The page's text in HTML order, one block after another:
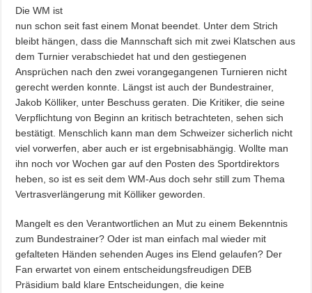
Die WM ist
nun schon seit fast einem Monat beendet. Unter dem Strich
bleibt hängen, dass die Mannschaft sich mit zwei Klatschen aus
dem Turnier verabschiedet hat und den gestiegenen
Ansprüchen nach den zwei vorangegangenen Turnieren nicht
gerecht werden konnte. Längst ist auch der Bundestrainer,
Jakob Kölliker, unter Beschuss geraten. Die Kritiker, die seine
Verpflichtung von Beginn an kritisch betrachteten, sehen sich
bestätigt. Menschlich kann man dem Schweizer sicherlich nicht
viel vorwerfen, aber auch er ist ergebnisabhängig. Wollte man
ihn noch vor Wochen gar auf den Posten des Sportdirektors
heben, so ist es seit dem WM-Aus doch sehr still zum Thema
Vertrasverlängerung mit Kölliker geworden.
Mangelt es den Verantwortlichen an Mut zu einem Bekenntnis
zum Bundestrainer? Oder ist man einfach mal wieder mit
gefalteten Händen sehenden Auges ins Elend gelaufen? Der
Fan erwartet von einem entscheidungsfreudigen DEB
Präsidium bald klare Entscheidungen, die keine